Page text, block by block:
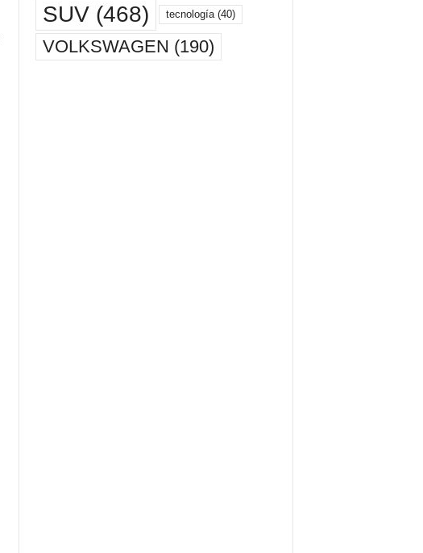
SUV(468) tecnología(40)
VOLKSWAGEN (190)